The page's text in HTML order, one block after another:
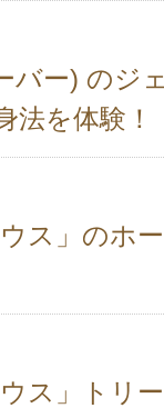
バー) のジ
法を体験！
ス」のホ
ス」トリ